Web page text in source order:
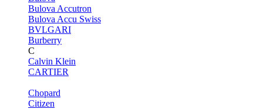
Bulova Accutron
Bulova Accu Swiss
BVLGARI
Burberry
C
Calvin Klein
CARTIER
Chopard
Citizen